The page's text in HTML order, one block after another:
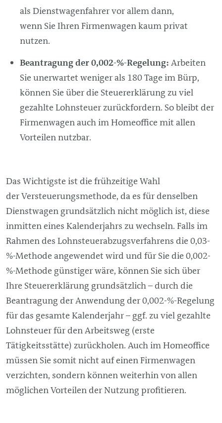
als Dienstwagenfahrer vor allem dann,
wenn Sie Ihren Firmenwagen kaum privat
nutzen.
Beantragung der 0,002-%-Regelung: Arbeiten
Sie unerwartet weniger als 180 Tage im Bürp,
können Sie über die Steuererklärung zu viel
gezahlte Lohnsteuer zurückfordern. So bleibt der
Firmenwagen auch im Homeoffice mit allen
Vorteilen nutzbar.
Das Wichtigste ist die frühzeitige Wahl
der Versteuerungsmethode, da es für denselben
Dienstwagen grundsätzlich nicht möglich ist, diese
inmitten eines Kalenderjahrs zu wechseln. Falls im
Rahmen des Lohnsteuerabzugsverfahrens die 0,03-
%-Methode angewendet wird und für Sie die 0,002-
%-Methode günstiger wäre, können Sie sich über
Ihre Steuererklärung grundsätzlich – durch die
Beantragung der Anwendung der 0,002-%-Regelung
für das gesamte Kalenderjahr – ggf. zu viel gezahlte
Lohnsteuer für den Arbeitsweg (erste
Tätigkeitsstätte) zurückholen. Auch im Homeoffice
müssen Sie somit nicht auf einen Firmenwagen
verzichten, sondern können weiterhin von allen
möglichen Vorteilen der Nutzung profitieren.